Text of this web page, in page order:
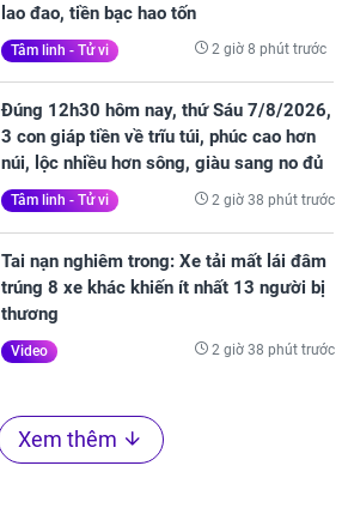
lao đao, tiền bạc hao tốn
Tâm linh - Tử vi 2 giờ 8 phút trước
Đúng 12h30 hôm nay, thứ Sáu 7/8/2026,
3 con giáp tiền về trĩu túi, phúc cao hơn
núi, lộc nhiều hơn sông, giàu sang no đủ
Tâm linh - Tử vi 2 giờ 38 phút trước
Tai nạn nghiêm trong: Xe tải mất lái đâm
trúng 8 xe khác khiến ít nhất 13 người bị
thương
Video 2 giờ 38 phút trước
Xem thêm